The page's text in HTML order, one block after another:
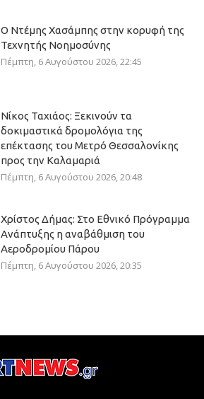
Ο Ντέμης Χασάμπης στην κορυφή της
Τεχνητής Νοημοσύνης
Πέμπτη, 6 Αυγούστου 2026, 22:45
Νίκος Ταχιάος: Ξεκινούν τα
δοκιμαστικά δρομολόγια της
επέκτασης του Μετρό Θεσσαλονίκης
προς την Καλαμαριά
Πέμπτη, 6 Αυγούστου 2026, 20:48
Χρίστος Δήμας: Στο Εθνικό Πρόγραμμα
Ανάπτυξης η αναβάθμιση του
Αεροδρομίου Πάρου
Πέμπτη, 6 Αυγούστου 2026, 20:35